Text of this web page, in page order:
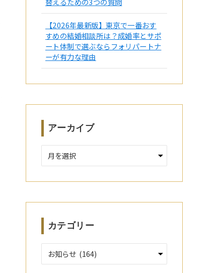
【2026年最新版】東京で一番おす
すめの結婚相談所は？成婚率とサポ
ート体制で選ぶならフォリパートナ
ーが有力な理由
アーカイブ
ー
イ
カテゴリー